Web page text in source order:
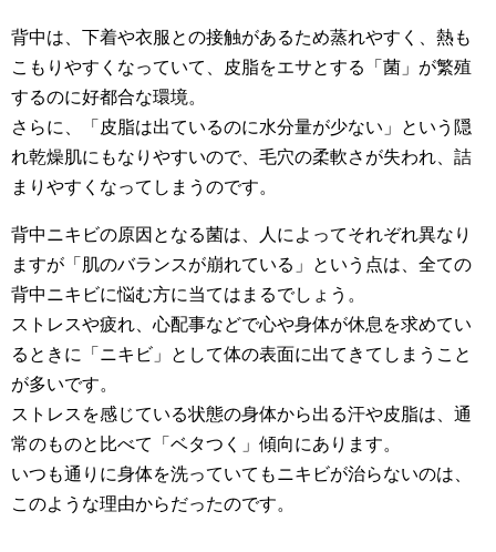
背中は、下着や衣服との接触があるため蒸れやすく、熱も
こもりやすくなっていて、皮脂をエサとする「菌」が繁殖
するのに好都合な環境。
さらに、「皮脂は出ているのに水分量が少ない」という隠
れ乾燥肌にもなりやすいので、毛穴の柔軟さが失われ、詰
まりやすくなってしまうのです。
背中ニキビの原因となる菌は、人によってそれぞれ異なり
ますが「肌のバランスが崩れている」という点は、全ての
背中ニキビに悩む方に当てはまるでしょう。
ストレスや疲れ、心配事などで心や身体が休息を求めてい
るときに「ニキビ」として体の表面に出てきてしまうこと
が多いです。
ストレスを感じている状態の身体から出る汗や皮脂は、通
常のものと比べて「ベタつく」傾向にあります。
いつも通りに身体を洗っていてもニキビが治らないのは、
このような理由からだったのです。